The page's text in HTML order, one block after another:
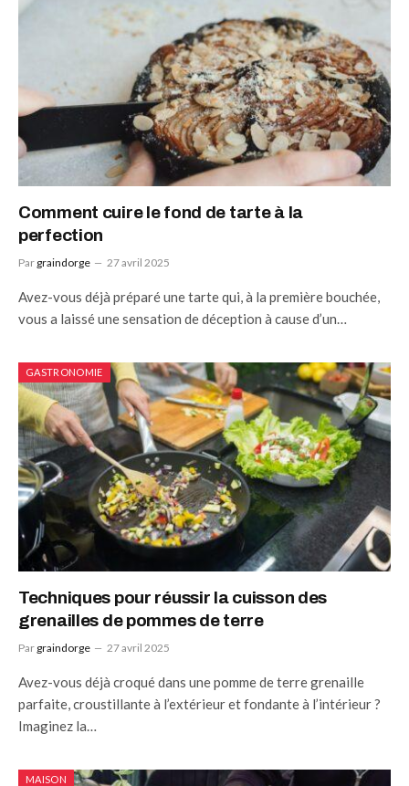
Comment cuire le fond de tarte à la
perfection
Par graindorge 27 avril 2025
Avez-vous déjà préparé une tarte qui, à la première bouchée,
vous a laissé une sensation de déception à cause d’un…
GASTRONOMIE
Techniques pour réussir la cuisson des
grenailles de pommes de terre
Par graindorge 27 avril 2025
Avez-vous déjà croqué dans une pomme de terre grenaille
parfaite, croustillante à l’extérieur et fondante à l’intérieur ?
Imaginez la…
MAISON